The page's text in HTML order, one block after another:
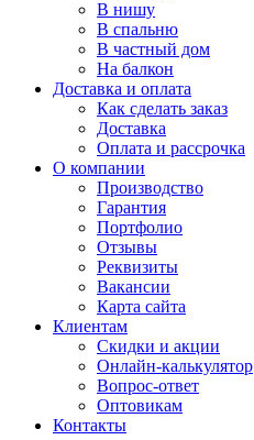
В нишу
В спальню
В частный дом
На балкон
Доставка и оплата
Как сделать заказ
Доставка
Оплата и рассрочка
О компании
Производство
Гарантия
Портфолио
Отзывы
Реквизиты
Вакансии
Карта сайта
Клиентам
Скидки и акции
Онлайн-калькулятор
Вопрос-ответ
Оптовикам
Контакты